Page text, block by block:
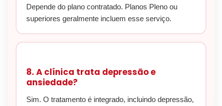
Depende do plano contratado. Planos Pleno ou
superiores geralmente incluem esse serviço.
8. A clínica trata depressão e
ansiedade?
Sim. O tratamento é integrado, incluindo depressão,